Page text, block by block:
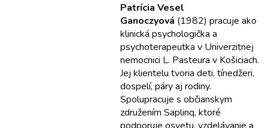
Patrícia Vesel
Ganoczyová (1982) pracuje ako
klinická psychologička a
psychoterapeutka v Univerzitnej
nemocnici L. Pasteura v Košiciach.
Jej klientelu tvoria deti, tínedžeri,
dospelí, páry aj rodiny.
Spolupracuje s občianskym
združením Saplinq, ktoré
podporuje osvetu, vzdelávanie a